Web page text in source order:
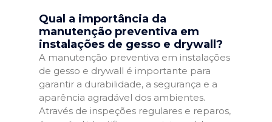
Qual a importância da
manutenção preventiva em
instalações de gesso e drywall?
A manutenção preventiva em instalações
de gesso e drywall é importante para
garantir a durabilidade, a segurança e a
aparência agradável dos ambientes.
Através de inspeções regulares e reparos,